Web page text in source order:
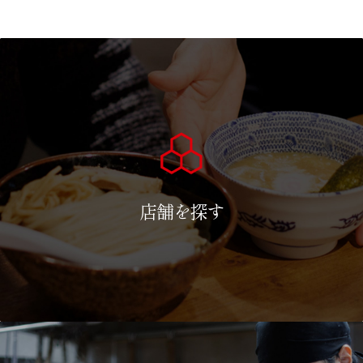
店舗を探す